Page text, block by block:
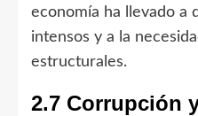
economía ha llevado a
intensos y a la
estructurales.
2.7 Corrupción